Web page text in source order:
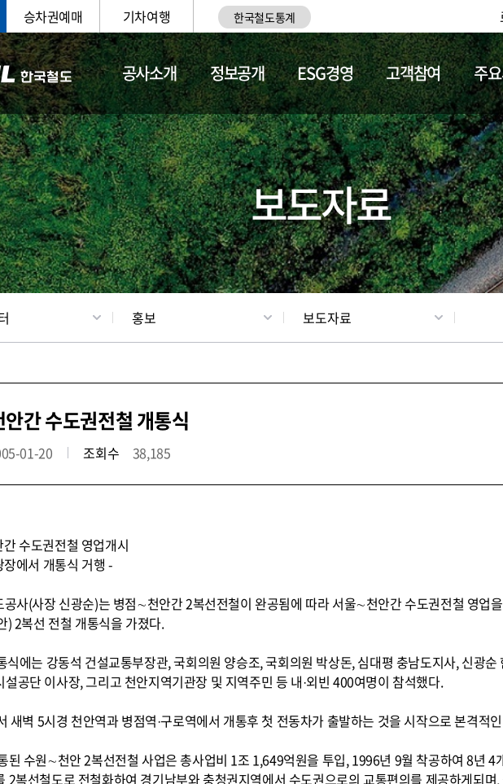
승차권예매 기차여행 한국철도통계
공사소개 정보공개 ESG경영 고객참여 주
문화사업 갤러리 기차소개
보도자료
홍보 보도자료
간 수도권전철 개통식
01-20 조회수 38,185
수도권전철 영업개시
에서 개통식 거행 -
사(사장 신광순)는 병점∼천안간 2복선전철이 완공됨에 따라 서울∼천안간 수도권전철 영업
) 2복선 전철 개통식을 가졌다.
식에는 강동석 건설교통부장관, 국회의원 양승조, 국회의원 박상돈, 심대평 충남도지사, 신광
설공단 이사장, 그리고 천안지역기관장 및 지역주민 등 내·외빈 400여명이 참석했다.
새벽 5시경 천안역과 병점역·구로역에서 개통후 첫 전동차가 출발하는 것을 시작으로 본격적
된 수원∼천안 2복선전철 사업은 총사업비 1조 1,649억원을 투입, 1996년 9월 착공하여 8년 4
2복선철도로 전철화하여 경기남부와 충청권지역에서 수도권으로의 교통편의를 제공하게되